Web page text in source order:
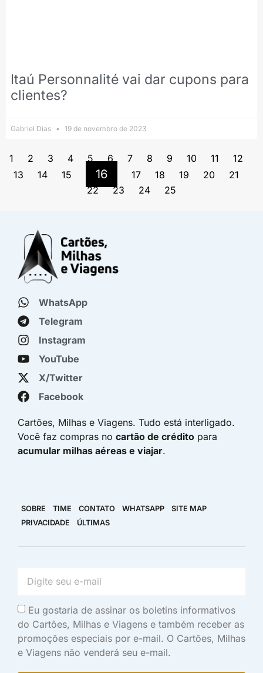
Itaú Personnalité vai dar cupons para
clientes?
Gabriel Dias 19 de novembro de 2023
1 2 3 4 5 6 7 8 9 10 11
12
13
14 15 16 17 18 19 20
21
22
23 24 25
WhatsApp
Telegram
Instagram
YouTube
X/Twitter
Facebook
Cartões, Milhas e Viagens. Tudo está interligado.
Você faz compras no cartão de crédito para
acumular milhas aéreas e viajar.
SOBRE TIME CONTATO WHATSAPP
SITE MAP
PRIVACIDADE
ÚLTIMAS
Eu gostaria de assinar os boletins informativos
do Cartões, Milhas e Viagens e também receber as
promoções especiais por e-mail. O Cartões, Milhas
e Viagens não venderá seu e-mail.